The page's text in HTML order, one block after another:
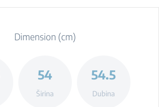
Dimension (cm)
54
Širina
54.5
Dubina